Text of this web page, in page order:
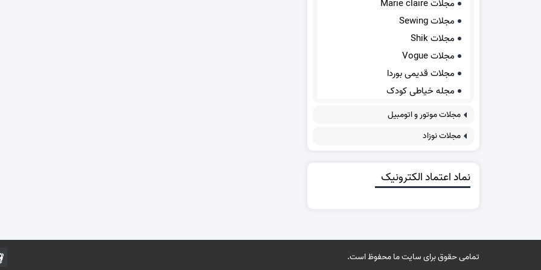
مجلات Marie claire
مجلات Sewing
مجلات Shik
مجلات Vogue
مجلات قدیمی بوردا
مجله خیاطی کودک
مجلات موتور و اتومبیل
مجلات نوزاد
نماد اعتماد الکترونیک
تمامی حقوق برای سایت ما محفوظ است.